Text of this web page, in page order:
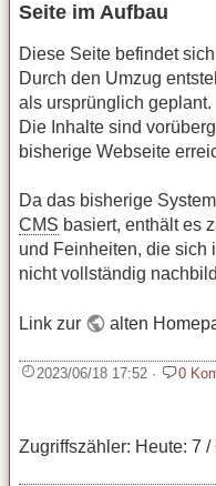
Seite im Aufbau
Diese Seite befindet
Durch den Umzug
als ursprünglich geplant.
Die Inhalte sind
bisherige Webseite
Da das bisherige
CMS basiert, enthält es
und Feinheiten, die sich
nicht vollständig
Link zur alten
2023/06/18 17:52 · 0
Zugriffszähler: Heute: 7